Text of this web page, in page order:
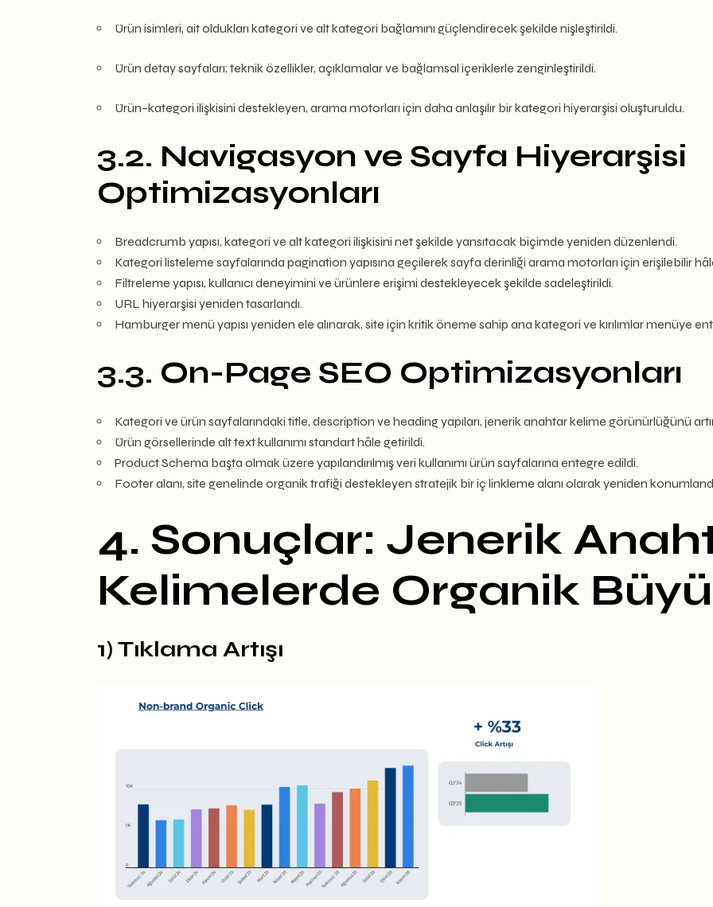
Ürün isimleri, ait oldukları kategori ve alt kategori bağlamını güçlendirecek şekilde nişleştirildi.
Ürün detay sayfaları; teknik özellikler, açıklamalar ve bağlamsal içeriklerle zenginleştirildi.
Ürün–kategori ilişkisini destekleyen, arama motorları için daha anlaşılır bir kategori hiyerarşisi oluşturuldu.
3.2. Navigasyon ve Sayfa Hiyerarşisi
Optimizasyonları
Breadcrumb yapısı, kategori ve alt kategori ilişkisini net şekilde yansıtacak biçimde yeniden düzenlendi.
Kategori listeleme sayfalarında pagination yapısına geçilerek sayfa derinliği arama motorları için erişilebilir
Filtreleme yapısı, kullanıcı deneyimini ve ürünlere erişimi destekleyecek şekilde sadeleştirildi.
URL hiyerarşisi yeniden tasarlandı.
Hamburger menü yapısı yeniden ele alınarak, site için kritik öneme sahip ana kategori ve kırılımlar menüye
3.3. On-Page SEO Optimizasyonları
Kategori ve ürün sayfalarındaki title, description ve heading yapıları, jenerik anahtar kelime görünürlüğünü
Ürün görsellerinde alt text kullanımı standart hâle getirildi.
Product Schema başta olmak üzere yapılandırılmış veri kullanımı ürün sayfalarına entegre edildi.
Footer alanı, site genelinde organik trafiği destekleyen stratejik bir iç linkleme alanı olarak yeniden
4. Sonuçlar: Jenerik
Kelimelerde Organik
1) Tıklama Artışı